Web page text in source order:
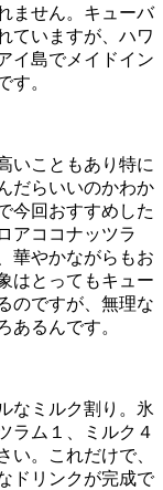
ません。キューバ
ていますが、ハワ
イ島でメイドイン
す。
いこともあり特に
だらいいのかわか
今回おすすめした
アココナッツラ
華やかながらもお
はとってもキュー
のですが、無理な
あるんです。
なミルク割り。氷
ラム１、ミルク４
い。これだけで、
ドリンクが完成で